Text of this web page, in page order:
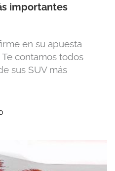
importantes
en su apuesta
contamos todos
sus SUV más